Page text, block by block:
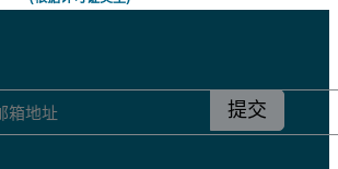
提交